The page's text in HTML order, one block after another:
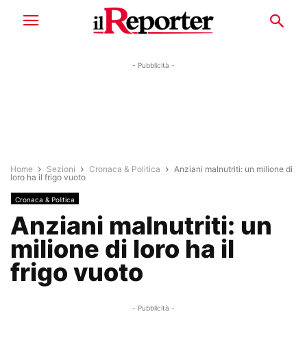
- Pubblicità -
Home Sezioni Cronaca & Politica
Anziani malnutriti: un milione di
loro ha il frigo vuoto
Cronaca & Politica
Anziani malnutriti: un
milione di loro ha il
frigo vuoto
- Pubblicità -